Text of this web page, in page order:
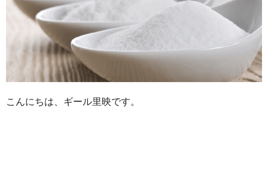
こんにちは、ギール里映です。